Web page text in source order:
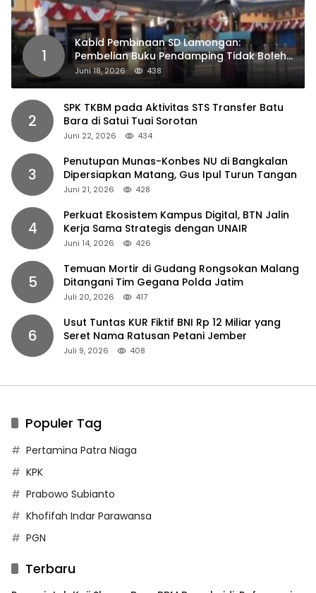
1
Kabid Pembinaan SD Lamongan:
Pembelian Buku Pendamping Tidak Boleh
Dipaksakan
Juni 18, 2026 438
2
SPK TKBM pada Aktivitas STS Transfer Batu
Bara di Satui Tuai Sorotan
Juni 22, 2026 434
3
Penutupan Munas-Konbes NU di Bangkalan
Dipersiapkan Matang, Gus Ipul Turun Tangan
Juni 21, 2026 428
4
Perkuat Ekosistem Kampus Digital, BTN Jalin
Kerja Sama Strategis dengan UNAIR
Juni 14, 2026 426
5
Temuan Mortir di Gudang Rongsokan Malang
Ditangani Tim Gegana Polda Jatim
Juli 20, 2026 417
6
Usut Tuntas KUR Fiktif BNI Rp 12 Miliar yang
Seret Nama Ratusan Petani Jember
Juli 9, 2026 408
Populer Tag
Pertamina Patra Niaga
KPK
Prabowo Subianto
Khofifah Indar Parawansa
PGN
Terbaru